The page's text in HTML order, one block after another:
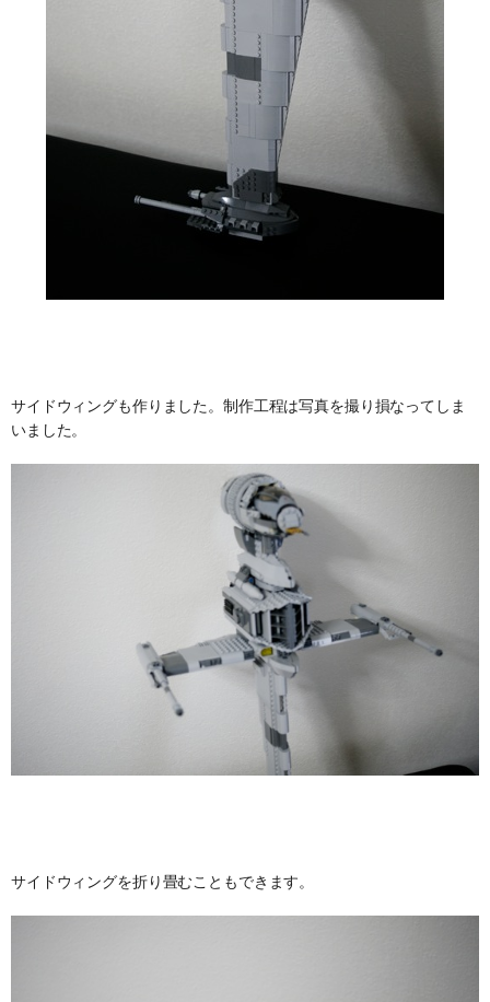
サイドウィングも作りました。制作工程は写真を撮り損なってしま
いました。
サイドウィングを折り畳むこともできます。